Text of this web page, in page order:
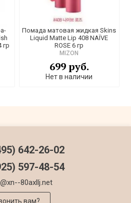
гр
Помада матовая жидкая Skins
Liquid Matte Lip 408 NAÏVE
ROSE 6 гр
MIZON
699 руб.
Нет в наличии
642-26-02
597-48-54
80axllj.net
вам?